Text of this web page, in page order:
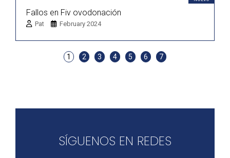
Fallos en Fiv ovodonación
Pat February 2024
1 2 3 4 5 6 7
SÍGUENOS EN REDES